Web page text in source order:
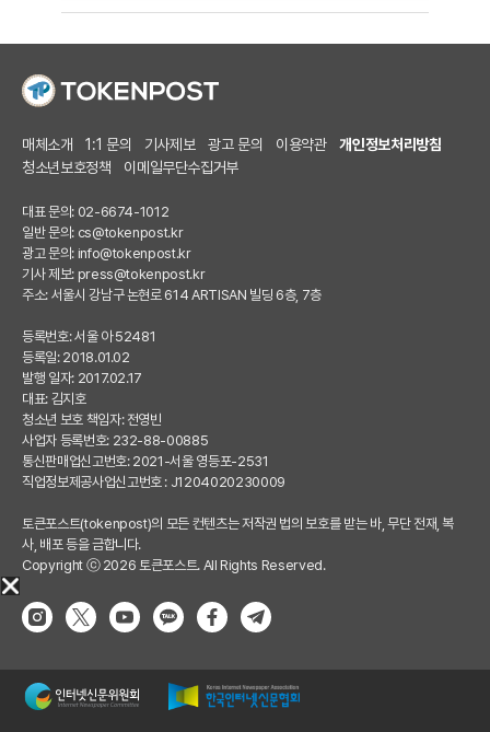
매체소개 1:1 문의 기사제보 광고 문의 이용약관
개인정보처리방침
청소년보호정책
이메일무단수집거부
대표 문의: 02-6674-1012
일반 문의: cs@tokenpost.kr
광고 문의: info@tokenpost.kr
기사 제보: press@tokenpost.kr
주소: 서울시 강남구 논현로 614 ARTISAN 빌딩 6층, 7층
등록번호: 서울 아 52481
등록일: 2018.01.02
발행 일자: 2017.02.17
대표: 김지호
청소년 보호 책임자: 전영빈
사업자 등록번호: 232-88-00885
통신판매업신고번호: 2021-서울 영등포-2531
직업정보제공사업신고번호 : J1204020230009
토큰포스트(tokenpost)의 모든 컨텐츠는 저작권 법의 보호를 받는 바, 무단 전재, 복
사, 배포 등을 금합니다.
Copyright ⓒ 2026 토큰포스트. All Rights Reserved.